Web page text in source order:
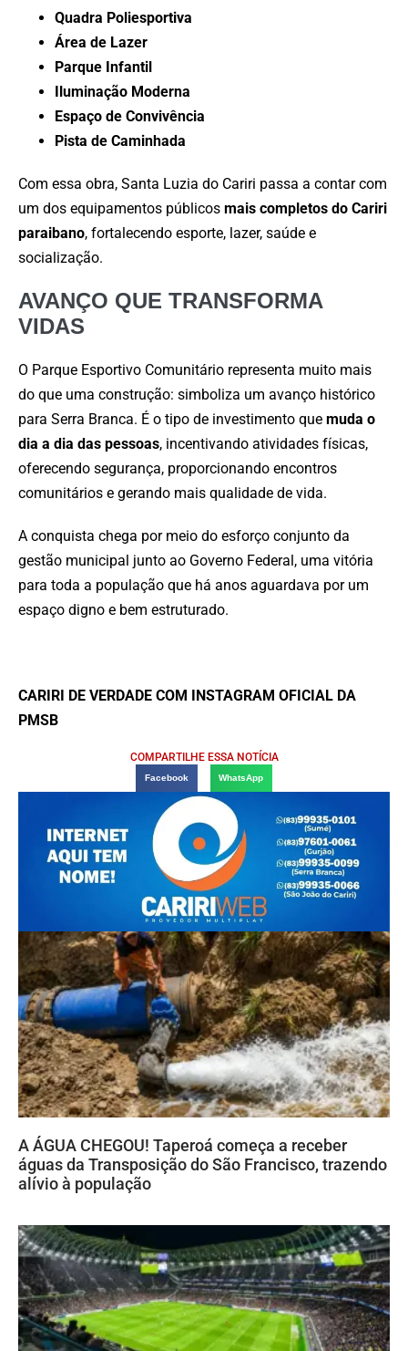
Quadra Poliesportiva
Área de Lazer
Parque Infantil
Iluminação Moderna
Espaço de Convivência
Pista de Caminhada
Com essa obra, Santa Luzia do Cariri passa a contar com
um dos equipamentos públicos mais completos do Cariri
paraibano, fortalecendo esporte, lazer, saúde e
socialização.
AVANÇO QUE TRANSFORMA
VIDAS
O Parque Esportivo Comunitário representa muito mais
do que uma construção: simboliza um avanço histórico
para Serra Branca. É o tipo de investimento que muda o
dia a dia das pessoas, incentivando atividades físicas,
oferecendo segurança, proporcionando encontros
comunitários e gerando mais qualidade de vida.
A conquista chega por meio do esforço conjunto da
gestão municipal junto ao Governo Federal, uma vitória
para toda a população que há anos aguardava por um
espaço digno e bem estruturado.
CARIRI DE VERDADE COM INSTAGRAM OFICIAL DA
PMSB
COMPARTILHE ESSA NOTÍCIA
Facebook WhatsApp
A ÁGUA CHEGOU! Taperoá começa a receber
águas da Transposição do São Francisco, trazendo
alívio à população